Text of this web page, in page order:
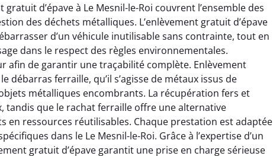
d’épave à Le Mesnil-le-Roi couvrent l’ensemble des
des déchets métalliques. L’enlèvement gratuit d’épave
d’un véhicule inutilisable sans contrainte, tout en
dans le respect des règles environnementales.
afin de garantir une traçabilité complète. Enlèvement
débarras ferraille, qu’il s’agisse de métaux issus de
métalliques encombrants. La récupération fers et
tandis que le rachat ferraille offre une alternative
en ressources réutilisables. Chaque prestation est adaptée
dans le Le Mesnil-le-Roi. Grâce à l’expertise d’un
gratuit d’épave garantit une prise en charge sérieuse